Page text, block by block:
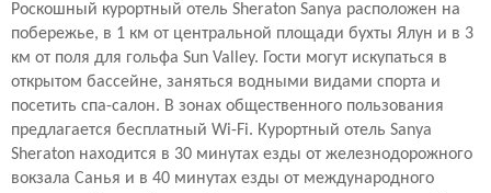
Пекин
Шанхай
Гуйлинь
Сучжоу
Ханчжоу
Визовая поддержка
Фестивали и событии
Роскошный курортный отель Sheraton Sanya расположен на
побережье, в 1 км от центральной площади бухты Ялун и в 3
км от поля для гольфа Sun Valley. Гости могут искупаться в
открытом бассейне, заняться водными видами спорта и
посетить спа-салон. В зонах общественного пользования
предлагается бесплатный Wi-Fi. Курортный отель Sanya
Sheraton находится в 30 минутах езды от железнодорожного
вокзала Санья и в 40 минутах езды от международного